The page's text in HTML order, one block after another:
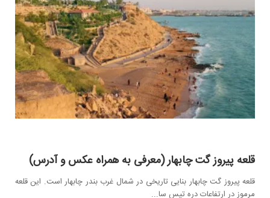
قلعه پیروز گت چابهار (معرفی به همراه عکس و آدرس)
قلعه پیروز گت چابهار بنایی تاریخی در شمال غرب بندر چابهار است. این قلعه
مرموز در ارتفاعات دره تیس سا...